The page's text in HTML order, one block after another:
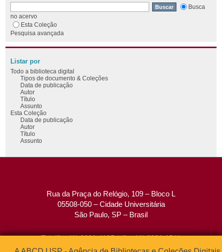
Busca
no acervo
Esta Coleção
Pesquisa avançada
Listar por
Todo a biblioteca digital
Tipos de documento & Coleções
Data de publicação
Autor
Título
Assunto
Esta Coleção
Data de publicação
Autor
Título
Assunto
Rua da Praça do Relógio, 109 – Bloco L
05508-050 – Cidade Universitária
São Paulo, SP – Brasil
Tel: (0xx11) 3091-4195 / (0xx11) 3091-1541
Fax: (0xx11) 3091-1567